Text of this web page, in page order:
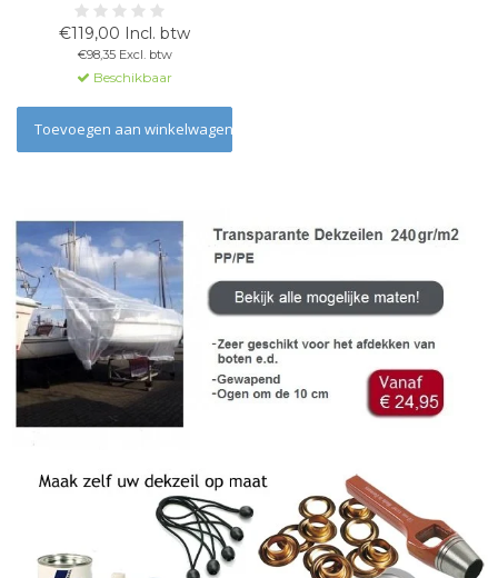
€119,00 Incl. btw
€98,35 Excl. btw
Beschikbaar
Toevoegen aan winkelwagen